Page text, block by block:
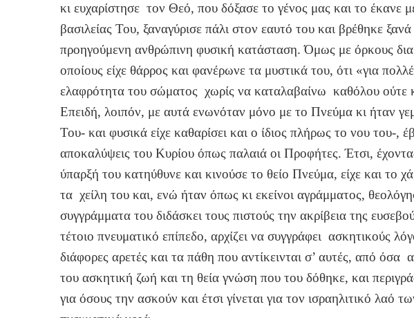
κι ευχαρίστησε τον Θεό, που δόξασε το γένος μας και το έκανε
βασιλείας Του, ξαναγύρισε πάλι στον εαυτό του και βρέθηκε
προηγούμενη ανθρώπινη φυσική κατάσταση. Όμως με όρκους
οποίους είχε θάρρος και φανέρωνε τα μυστικά του, ότι «για
ελαφρότητα του σώματος χωρίς να καταλαβαίνω καθόλου ούτε
Επειδή, λοιπόν, με αυτά ενωνόταν μόνο με το Πνεύμα κι ήταν
Του- και φυσικά είχε καθαρίσει και ο ίδιος πλήρως το νου του-,
αποκαλύψεις του Κυρίου όπως παλαιά οι Προφήτες. Έτσι,
ύπαρξή του κατηύθυνε και κινούσε το θείο Πνεύμα, είχε και το
τα χείλη του και, ενώ ήταν όπως κι εκείνοι αγράμματος,
συγγράμματα του διδάσκει τους πιστούς την ακρίβεια της
τέτοιο πνευματικό επίπεδο, αρχίζει να συγγράφει ασκητικούς
διάφορες αρετές και τα πάθη που αντίκεινται σ’ αυτές, από
του ασκητική ζωή και τη θεία γνώση που του δόθηκε, και
για όσους την ασκούν και έτσι γίνεται για τον ισραηλιτικό